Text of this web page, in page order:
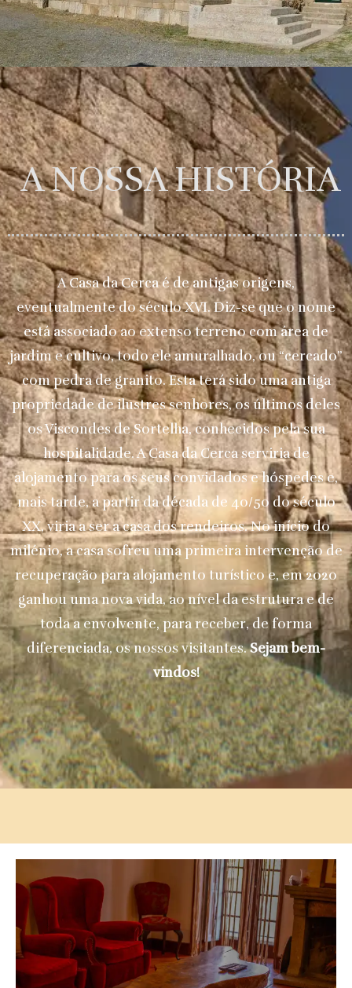
A NOSSA HISTÓRIA
A Casa da Cerca é de antigas origens,
eventualmente do século XVI. Diz-se que o nome
está associado ao extenso terreno com área de
jardim e cultivo, todo ele amuralhado, ou “cercado”
com pedra de granito. Esta terá sido uma antiga
propriedade de ilustres senhores, os últimos deles
os Viscondes de Sortelha, conhecidos pela sua
hospitalidade. A Casa da Cerca serviria de
alojamento para os seus convidados e hóspedes e,
mais tarde, a partir da década de 40/50 do século
XX, viria a ser a casa dos rendeiros. No início do
milénio, a casa sofreu uma primeira intervenção de
recuperação para alojamento turístico e, em 2020
ganhou uma nova vida, ao nível da estrutura e de
toda a envolvente, para receber, de forma
diferenciada, os nossos visitantes.Sejam bem-
vindos!